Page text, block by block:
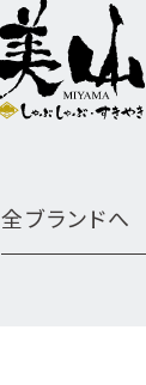
全ブランドへ